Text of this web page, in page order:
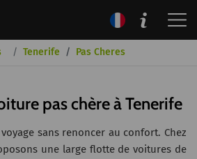
Tenerife Pas Cheres
pas chère à Tenerife
sans renoncer au confort. Chez
une large flotte de voitures de